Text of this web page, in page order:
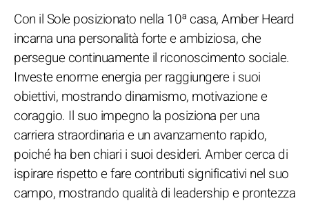
Con il Sole posizionato nella 10ª casa, Amber Heard
incarna una personalità forte e ambiziosa, che
persegue continuamente il riconoscimento sociale.
Investe enorme energia per raggiungere i suoi
obiettivi, mostrando dinamismo, motivazione e
coraggio. Il suo impegno la posiziona per una
carriera straordinaria e un avanzamento rapido,
poiché ha ben chiari i suoi desideri. Amber cerca di
ispirare rispetto e fare contributi significativi nel suo
campo, mostrando qualità di leadership e prontezza